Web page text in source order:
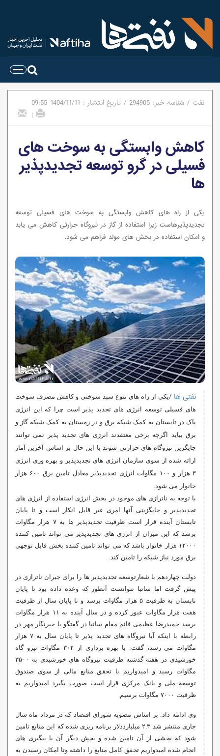
نفت / شناسه خبر: 294905
/ تاریخ انتشار : 1404/11/11
09:55
|
کاهش وابستگی به سوخت های
فسیلی در گرو توسعه تجدیدپذیر
ها
یکی از راه های کاهش وابستگی به سوخت های فسیلی توسعه
تجدیدپذیرهاست زیرا استفاده از گاز در نیروگاه حرارتی کاهش می یابد
و امکان استفاده در بخش های مولد فراهم می شود.
نفتی ها /یکی از راه های تنوع سبد سوختی و کاهش مصرف سوخت
های فسیلی توسعه انرژی های تجدید پذیر است چرا که این انرژی
پاک در تابستان به کمک شبکه برق و در زمستان به کمک شبکه گاز و
برق بیاید اگرچه برخی معتقدند انرژی های تجدید پذیر نمی توانند
جایگزین نیروگاه های حرارتی شوند با این حال بر اساس آخرین آمار
ارائه شده از سوی سازمان انرژی های تجدیدپذیر و بهره وری انرژی
۳ هزار و ۱۰۰ مگاوات انرژی تجدیدپذیر معادل تامین برق ۶۰۰ هزار
خانوار می شود.
با توجه به ناترازی های موجود در بخش انرژی استفاده از انرژی های
تجدیدپذیر و جایگزینی آنها امری غیر قابل انکار است و تا پایان
تابستان آینده قرار است ظرفیت تجدیدپذیر ها به ۷ هزار مگاوات
برشد که این میزان از انرژی های تجدیدپذیر می تواند تامین کننده
۱۲۰۰۰ هزار خانوار باشد که می تواند تامین کننده بخش قابل توجهی
برق مورد نیاز شبکه را تامین کند.
دولت چهاردهم با شعارتوسعه تجدیدپذیر ها را برای جبران ناترازی در
پیش گرفت اما ساتبا نتوانست آنطور که وعده داده بود تا پایان
تابستان به ظرفیت ۵ هزار مگاوات برسد و تا پایان سال از ظرفیت
هفت هزار مگاوات عبور کرده و در سال آینده به ۱۱ هزار مگاوات
برسد حمیدرضا عظیمی قائم مقام ساتبا در گفتگو با خبرنگار مهر در
رابطه با اینکه آیا نیروگاه های تجدید پذیر تا پایان سال به ۷ هزار
مگاوات می رسد، گفت: با بهره برداری از ۳۰۲ مگاوات نیرو گاه
خورشیدی در هفته گذشته ظرفیت نیروگاه های خورشیدی به ۳۵۰۰
مگاوات رسید و امیدواریم با تحقق منابع مالی از سوی صندوق
توسعه ملی و بانک مرکزی قرار است صورت بگیرد امیدواریم به
ظرفیت ۷۰۰۰ مگاوات برسیم.
وی ادامه داد: بر اساس مصوبه شورای اقتصاد که در مرداد ماه سال
جاری منتشر شد ۲.۳ میلیارددلار برنامه ریزی شده که این منابع تامین
شود که بخشی از آن تامین شده و بخش دیگر آن با پیگیری های
انجام شده امیدواریم تحقق کامل منابع را داشته وتا امکان رسیدن به